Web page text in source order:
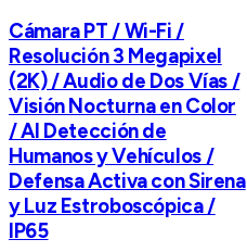
Cámara PT / Wi-Fi /
Resolución 3 Megapixel
(2K) / Audio de Dos Vías /
Visión Nocturna en Color
/ AI Detección de
Humanos y Vehículos /
Defensa Activa con Sirena
y Luz Estroboscópica /
IP65